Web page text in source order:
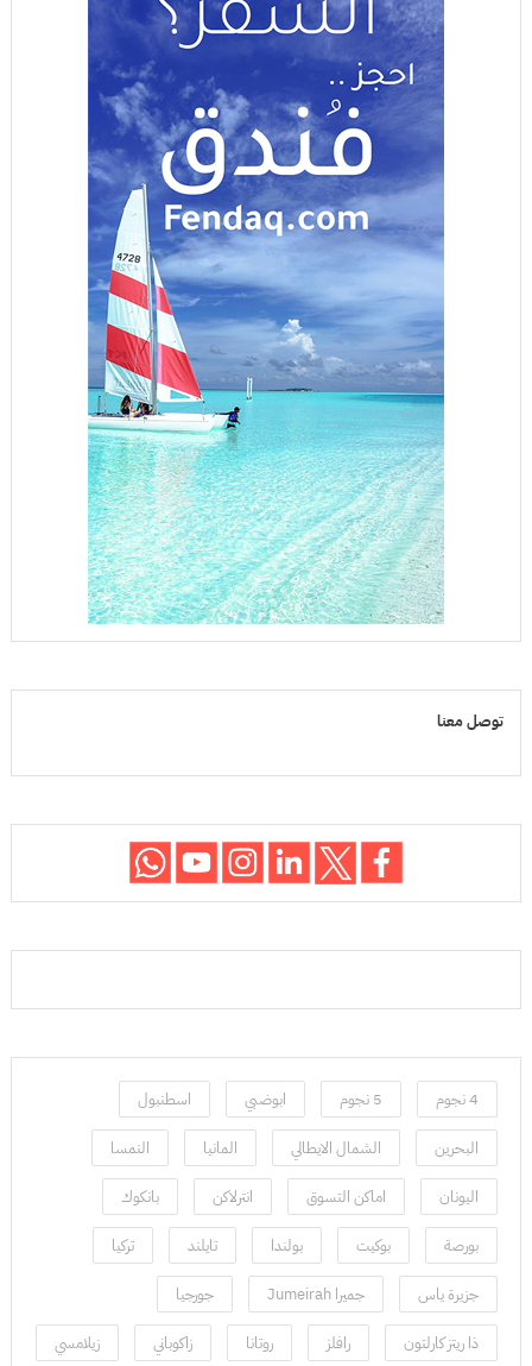
توصل معنا
4 نجوم 5 نجوم ابوضبي اسطنبول
البحرين الشمال الايطالي المانيا النمسا
اليونان اماكن التسوق انترلاكن بانكوك
بورصة بوكيت بولندا تايلند تركيا
جزيرة ياس جميرا Jumeirah جورجيا
ذا ريتز كارلتون رافلز روتانا زاكوباني زيلامسي